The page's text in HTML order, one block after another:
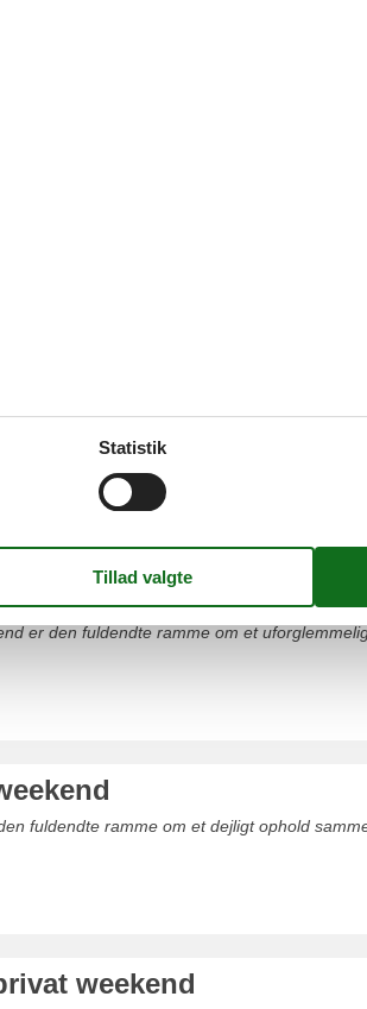
ferie.
Råbylille Strand
Møn weekend
er den fuldendte ramme om et
fuldendte ramme om et dejligt ophold
weekend
Statistik